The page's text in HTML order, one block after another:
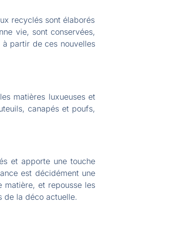
recyclés sont élaborés
vie, sont conservées,
partir de ces nouvelles
matières luxueuses et
canapés et poufs,
et apporte une touche
est décidément une
matière, et repousse les
de la déco actuelle.